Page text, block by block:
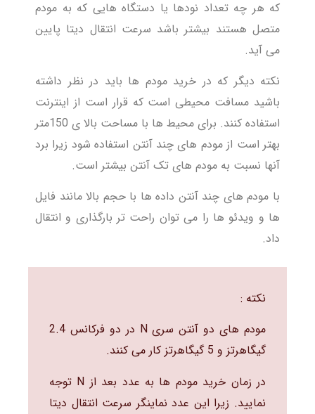
که هر چه تعداد نودها یا دستگاه هایی که به مودم
متصل هستند بیشتر باشد سرعت انتقال دیتا پایین
می آید.
نکته دیگر که در خرید مودم ها باید در نظر داشته
باشید مسافت محیطی است که قرار است از اینترنت
استفاده کنند. برای محیط ها با مساحت بالا ی 150متر
بهتر است از مودم های چند آنتن استفاده شود زیرا برد
آنها نسبت به مودم های تک آنتن بیشتر است.
با مودم های چند آنتن داده ها با حجم بالا مانند فایل
ها و ویدئو ها را می توان راحت تر بارگذاری و انتقال
داد.
نکته :
مودم های دو آنتن سری N در دو فرکانس 2.4
گیگاهرتز و 5 گیگاهرتز کار می کنند.
در زمان خرید مودم ها به عدد بعد از N توجه
نمایید. زیرا این عدد نماینگر سرعت انتقال دیتا